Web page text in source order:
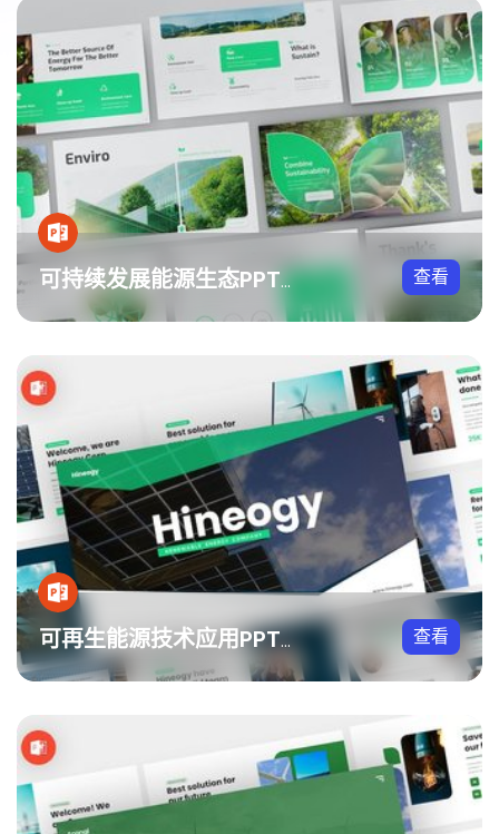
可持续发展能源生态PPT模板 查看
可再生能源技术应用PPT模板 查看